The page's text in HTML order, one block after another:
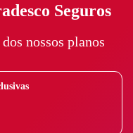
Seguros
nossos planos